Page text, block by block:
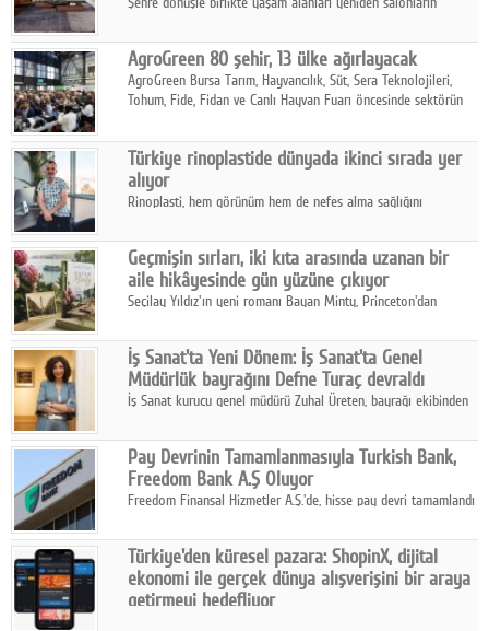
sonbaharın tasarım kodlarını açıklıyor.
AgroGreen 80 şehir, 13 ülke ağırlayacak
AgroGreen Bursa Tarım, Hayvancılık, Süt, Sera Teknolojileri,
Tohum, Fide, Fidan ve Canlı Hayvan Fuarı öncesinde sektörün
Türkiye rinoplastide dünyada ikinci sırada yer
alıyor
Rinoplasti, hem görünüm hem de nefes alma sağlığını
biri konumunda.
Geçmişin sırları, iki kıta arasında uzanan bir
aile hikâyesinde gün yüzüne çıkıyor
Seçilay Yıldız'ın yeni romanı Bayan Minty, Princeton'dan
katmanlı bir aile hikâyesi anlatıyor.
İş Sanat'ta Yeni Dönem: İş Sanat'ta Genel
Müdürlük bayrağını Defne Turaç devraldı
İş Sanat kurucu genel müdürü Zuhal Üreten, bayrağı ekibinden
Pay Devrinin Tamamlanmasıyla Turkish Bank,
Freedom Bank A.Ş Oluyor
Freedom Finansal Hizmetler A.Ş.'de, hisse pay devri tamamlandı
Turkish Bank'ın ticaret unvanının “Freedom Bank A.Ş.” olmasına
karar verildi.
Türkiye'den küresel pazara: ShopinX, dijital
ekonomi ile gerçek dünya alışverişini bir araya
getirmeyi hedefliyor